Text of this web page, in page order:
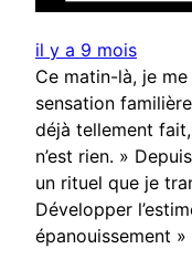
il y a 9 mois
Ce matin-là, je
sensation
déjà tellement
n’est rien. »
un rituel que je
Développer
épanouissement »